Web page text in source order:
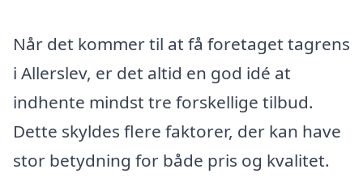
Når det kommer til at få foretaget tagrens
i Allerslev, er det altid en god idé at
indhente mindst tre forskellige tilbud.
Dette skyldes flere faktorer, der kan have
stor betydning for både pris og kvalitet.